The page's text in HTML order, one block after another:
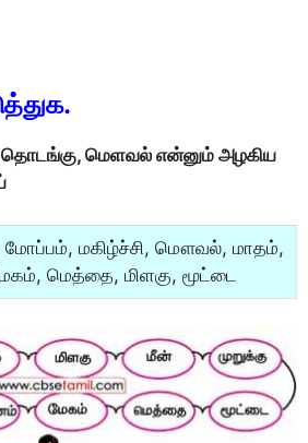
தொடங்கு, மெளவல் என்னும் அழகிய
மோப்பம், மகிழ்ச்சி, மௌவல், மாதம்,
மெத்தை, மிளகு, மூட்டை